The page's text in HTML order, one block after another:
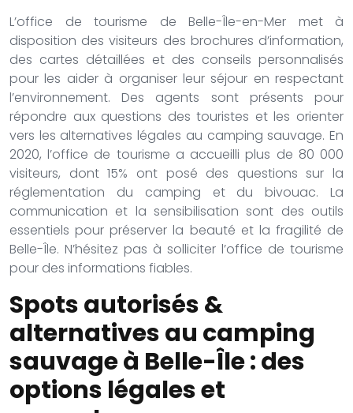
L’office de tourisme de Belle-Île-en-Mer met à
disposition des visiteurs des brochures d’information,
des cartes détaillées et des conseils personnalisés
pour les aider à organiser leur séjour en respectant
l’environnement. Des agents sont présents pour
répondre aux questions des touristes et les orienter
vers les alternatives légales au camping sauvage. En
2020, l’office de tourisme a accueilli plus de 80 000
visiteurs, dont 15% ont posé des questions sur la
réglementation du camping et du bivouac. La
communication et la sensibilisation sont des outils
essentiels pour préserver la beauté et la fragilité de
Belle-Île. N’hésitez pas à solliciter l’office de tourisme
pour des informations fiables.
Spots autorisés &
alternatives au camping
sauvage à Belle-Île : des
options légales et